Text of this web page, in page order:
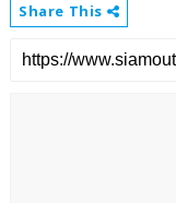
Share This